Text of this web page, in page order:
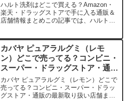
ハルト洗剤はどこで買える？Amazon・
楽天・ドラッグストアで手に入る通販＆
店舗情報まとめこの記事では、ハルト洗
楽になる優れものを、すぐに手に入れま
しょう！店舗平均価格...
カバヤ ピュアラルグミ（レモ
ン）どこで売ってる？コンビニ・
スーパー・ドラッグストア・通販
の最新取り扱い店舗まとめ
カバヤ ピュアラルグミ（レモン）どこで
売ってる？コンビニ・スーパー・ドラッ
グストア・通販の最新取り扱い店舗まと